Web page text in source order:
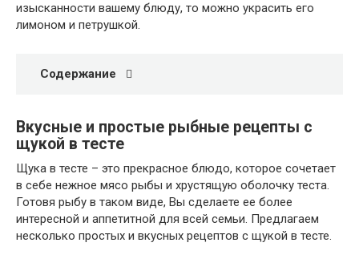
изысканности вашему блюду, то можно украсить его
лимоном и петрушкой.
Содержание
Вкусные и простые рыбные рецепты с
щукой в тесте
Щука в тесте – это прекрасное блюдо, которое сочетает
в себе нежное мясо рыбы и хрустящую оболочку теста.
Готовя рыбу в таком виде, Вы сделаете ее более
интересной и аппетитной для всей семьи. Предлагаем
несколько простых и вкусных рецептов с щукой в тесте.